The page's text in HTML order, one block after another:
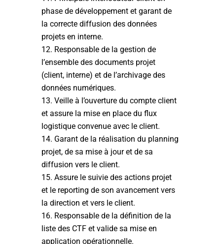
phase de développement et garant de
la correcte diffusion des données
projets en interne.
Responsable de la gestion de
l’ensemble des documents projet
(client, interne) et de l’archivage des
données numériques.
Veille à l’ouverture du compte client
et assure la mise en place du flux
logistique convenue avec le client.
Garant de la réalisation du planning
projet, de sa mise à jour et de sa
diffusion vers le client.
Assure le suivie des actions projet
et le reporting de son avancement vers
la direction et vers le client.
Responsable de la définition de la
liste des CTF et valide sa mise en
application opérationnelle.